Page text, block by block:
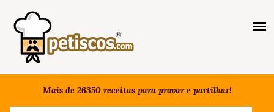
Mais de 26350 receitas para provar e partilhar!